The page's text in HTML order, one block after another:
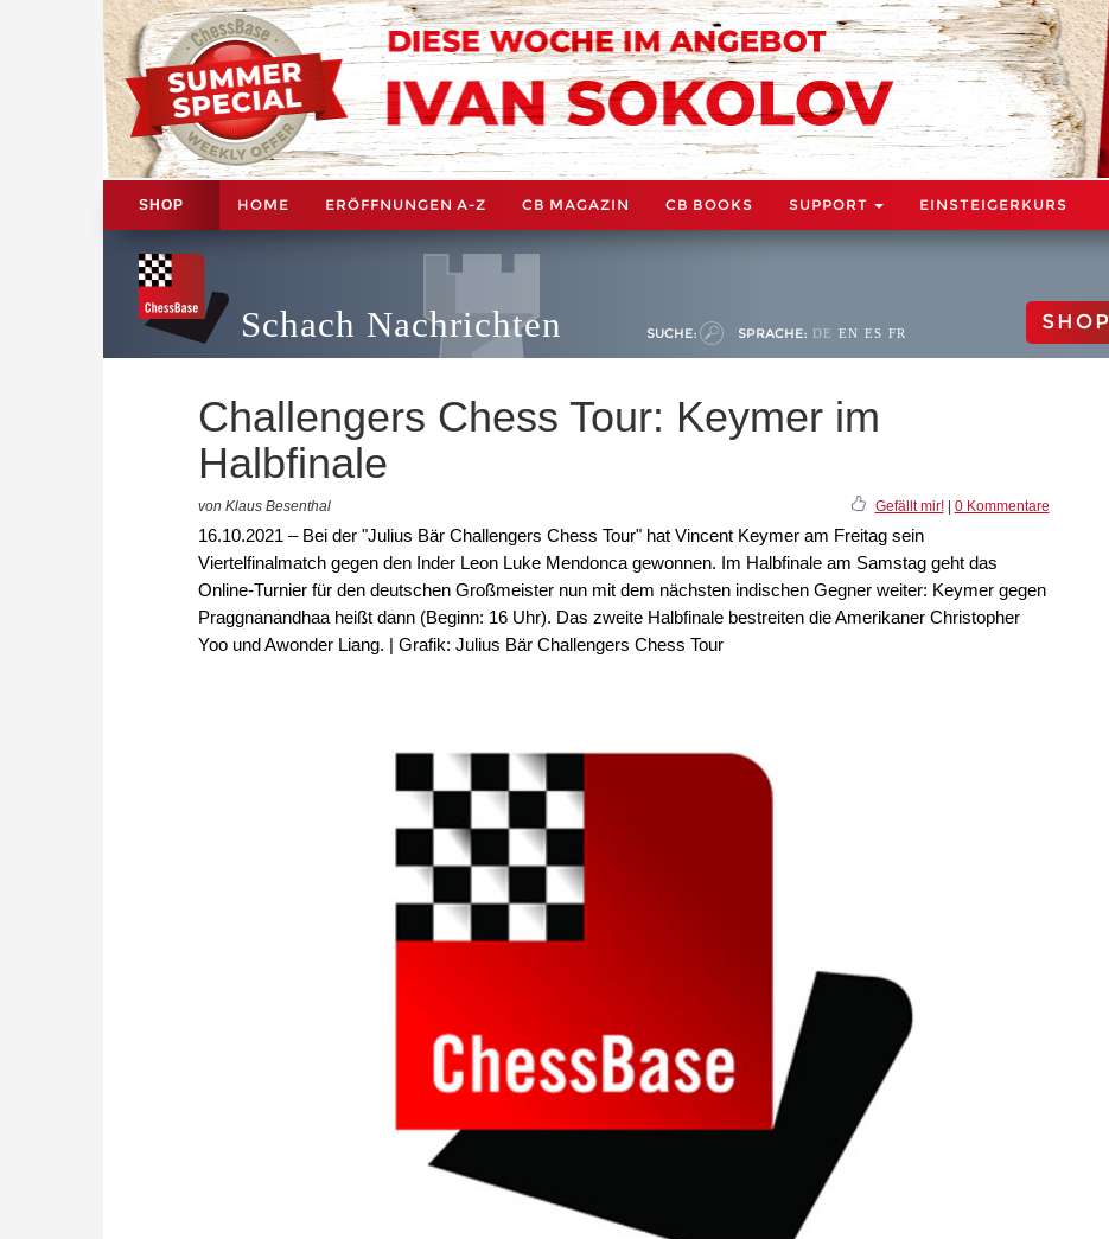
SHOP HOME ERÖFFNUNGEN A-Z CB MAGAZIN CB BOOKS SUPPORT EINSTEIGERKURS
Schach Nachrichten SUCHE: SPRACHE: DE EN ES FR SHOP
Challengers Chess Tour: Keymer im
Halbfinale
von Klaus Besenthal Gefällt mir!| 0 Kommentare
16.10.2021 – Bei der "Julius Bär Challengers Chess Tour" hat Vincent Keymer am Freitag sein
Viertelfinalmatch gegen den Inder Leon Luke Mendonca gewonnen. Im Halbfinale am Samstag geht das
Online-Turnier für den deutschen Großmeister nun mit dem nächsten indischen Gegner weiter: Keymer gegen
Praggnanandhaa heißt dann (Beginn: 16 Uhr). Das zweite Halbfinale bestreiten die Amerikaner Christopher
Yoo und Awonder Liang. | Grafik: Julius Bär Challengers Chess Tour